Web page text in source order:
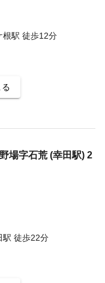
根駅 徒歩12分
場字石荒 (幸田駅) 2
駅 徒歩22分